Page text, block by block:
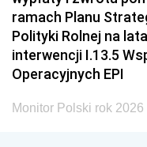
ramach Planu
Polityki Rolnej na
interwencji I.13.5
Operacyjnych EPI
Monitor Polski rok